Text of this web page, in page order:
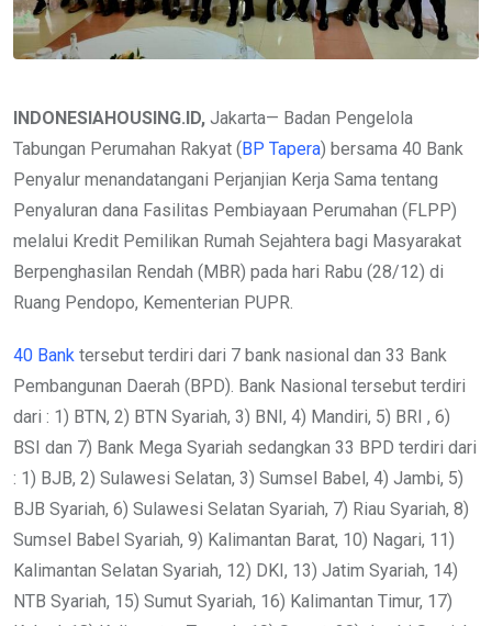
INDONESIAHOUSING.ID, Jakarta— Badan Pengelola
Tabungan Perumahan Rakyat (BP Tapera) bersama 40 Bank
Penyalur menandatangani Perjanjian Kerja Sama tentang
Penyaluran dana Fasilitas Pembiayaan Perumahan (FLPP)
melalui Kredit Pemilikan Rumah Sejahtera bagi Masyarakat
Berpenghasilan Rendah (MBR) pada hari Rabu (28/12) di
Ruang Pendopo, Kementerian PUPR.
40 Bank tersebut terdiri dari 7 bank nasional dan 33 Bank
Pembangunan Daerah (BPD). Bank Nasional tersebut terdiri
dari : 1) BTN, 2) BTN Syariah, 3) BNI, 4) Mandiri, 5) BRI , 6)
BSI dan 7) Bank Mega Syariah sedangkan 33 BPD terdiri dari
: 1) BJB, 2) Sulawesi Selatan, 3) Sumsel Babel, 4) Jambi, 5)
BJB Syariah, 6) Sulawesi Selatan Syariah, 7) Riau Syariah, 8)
Sumsel Babel Syariah, 9) Kalimantan Barat, 10) Nagari, 11)
Kalimantan Selatan Syariah, 12) DKI, 13) Jatim Syariah, 14)
NTB Syariah, 15) Sumut Syariah, 16) Kalimantan Timur, 17)